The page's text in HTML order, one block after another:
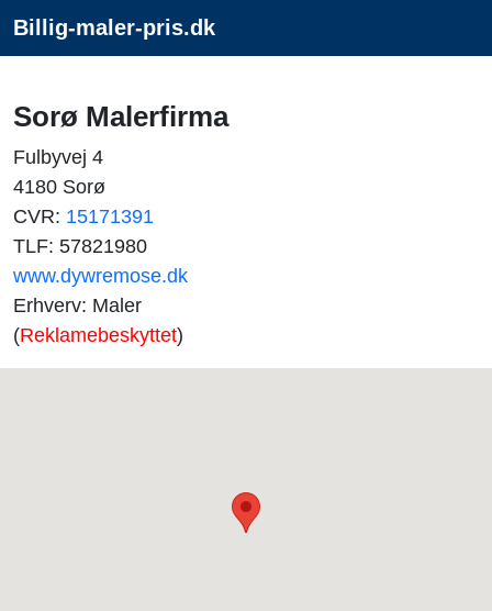
Billig-maler-pris.dk
Sorø Malerfirma
Fulbyvej 4
4180 Sorø
CVR: 15171391
TLF: 57821980
www.dywremose.dk
Erhverv: Maler
(Reklamebeskyttet)